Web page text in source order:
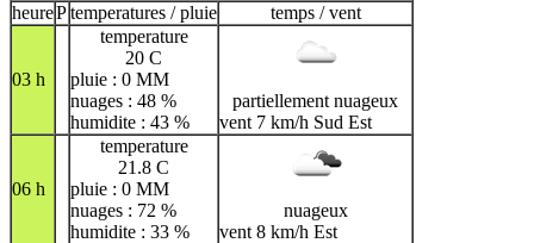
heurePtemperatures / pluie temps / vent
03 h
temperature
20 C
pluie : 0 MM
nuages : 48 %
humidite : 43 %
partiellement nuageux
vent 7 km/h Sud Est
06 h
temperature
21.8 C
pluie : 0 MM
nuages : 72 %
humidite : 33 %
nuageux
vent 8 km/h Est